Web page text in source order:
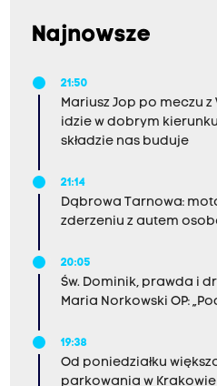
Najnowsze
21:50
Mariusz Jop po meczu z
idzie w dobrym
składzie nas buduje
21:14
Dąbrowa Tarnowa:
zderzeniu z autem
20:05
Św. Dominik, prawda i
Maria Norkowski OP:
19:38
Od poniedziałku
parkowania w Krakowie